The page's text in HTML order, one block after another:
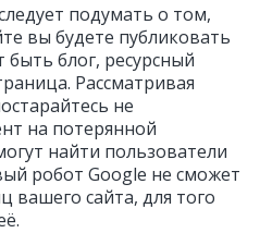
подумать о том,
вы будете публиковать
блог, ресурсный
Рассматривая
не
на потерянной
найти пользователи
робот Google не сможет
вашего сайта, для того